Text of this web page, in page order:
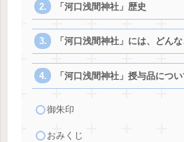
「河口浅間神社」歴史
「河口浅間神社」には、どん
「河口浅間神社」授与品につい
御朱印
おみくじ